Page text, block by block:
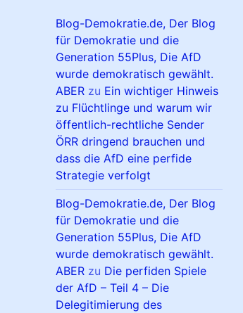
Blog-Demokratie.de, Der Blog
für Demokratie und die
Generation 55Plus, Die AfD
wurde demokratisch gewählt.
ABER zu Ein wichtiger Hinweis
zu Flüchtlinge und warum wir
öffentlich-rechtliche Sender
ÖRR dringend brauchen und
dass die AfD eine perfide
Strategie verfolgt
Blog-Demokratie.de, Der Blog
für Demokratie und die
Generation 55Plus, Die AfD
wurde demokratisch gewählt.
ABER zu Die perfiden Spiele
der AfD – Teil 4 – Die
Delegitimierung des